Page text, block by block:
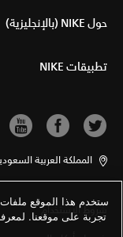
حول NIKE (بالإنجليزية)
تطبيقات NIKE
المملكة العربية
شروط الاستخدام
ستخدم هذا الموقع
تجربة على موقعنا.